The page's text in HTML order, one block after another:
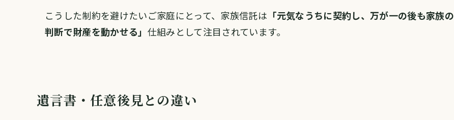
こうした制約を避けたいご家庭にとって、家族信託は 「元気なうちに契約し、万が一の後も家族の
判断で財産を動かせる」 仕組みとして注目されています。
遺言書・任意後見との違い